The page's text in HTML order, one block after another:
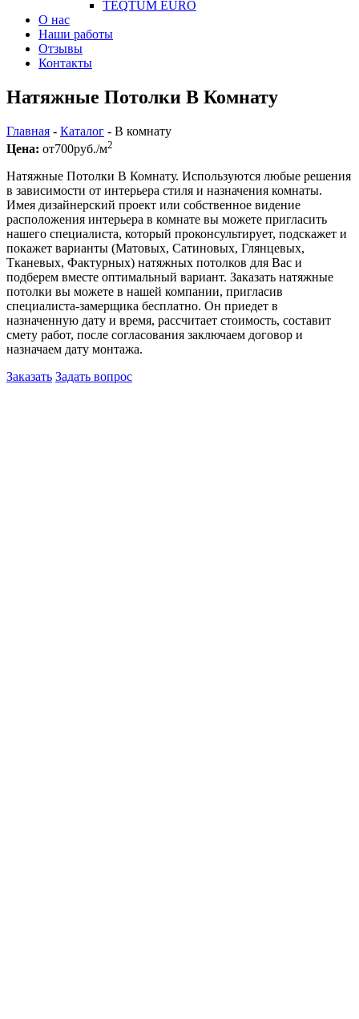
TEQTUM EURO
О нас
Наши работы
Отзывы
Контакты
Натяжные Потолки В Комнату
Главная - Каталог - В комнату
Цена: от700руб./м2
Натяжные Потолки В Комнату. Используются любые решения
в зависимости от интерьера стиля и назначения комнаты.
Имея дизайнерский проект или собственное видение
расположения интерьера в комнате вы можете пригласить
нашего специалиста, который проконсультирует, подскажет и
покажет варианты (Матовых, Сатиновых, Глянцевых,
Тканевых, Фактурных) натяжных потолков для Вас и
подберем вместе оптимальный вариант. Заказать натяжные
потолки вы можете в нашей компании, пригласив
специалиста-замерщика бесплатно. Он приедет в
назначенную дату и время, рассчитает стоимость, составит
смету работ, после согласования заключаем договор и
назначаем дату монтажа.
Заказать Задать вопрос